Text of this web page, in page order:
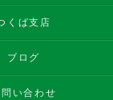
くば支店
ブログ
い合わせ